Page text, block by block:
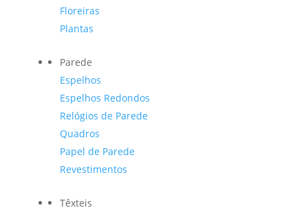
Floreiras
Plantas
Parede
Espelhos
Espelhos Redondos
Relógios de Parede
Quadros
Papel de Parede
Revestimentos
Têxteis